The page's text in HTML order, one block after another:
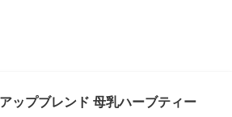
ップブレンド 母乳ハーブティー